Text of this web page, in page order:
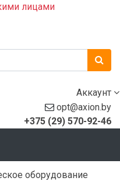
лицами
Аккаунт
opt@axion.by
+375 (29) 570-92-46
оборудование